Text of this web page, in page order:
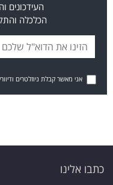
העידכונים
הכלכלה
אני מאשר קבלת ניוזלטרים
כתבו אלינו